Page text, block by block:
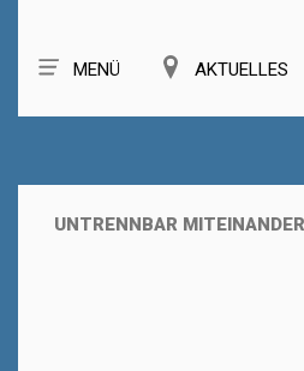
MENÜ AKTUELLES
UNTRENNBAR